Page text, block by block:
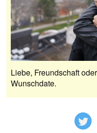
Liebe, Freundschaft
Wunschdate.